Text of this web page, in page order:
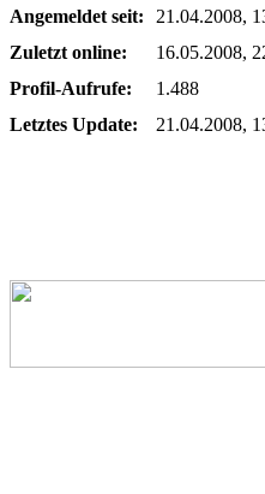
Angemeldet seit:
21.04.2008,
Zuletzt online:
16.05.2008,
Profil-Aufrufe:
1.488
Letztes Update:
21.04.2008,